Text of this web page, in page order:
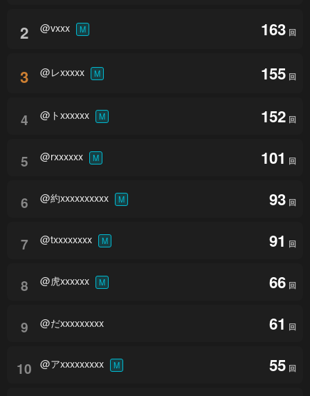
2 @vxxx M 163 回
3 @レxxxxx M 155 回
4 @トxxxxxx M 152 回
5 @rxxxxxx M 101 回
6 @約xxxxxxxxxx M 93 回
7 @txxxxxxxx M 91 回
8 @虎xxxxxx M 66 回
9 @だxxxxxxxxx 61 回
10 @アxxxxxxxxx M 55 回